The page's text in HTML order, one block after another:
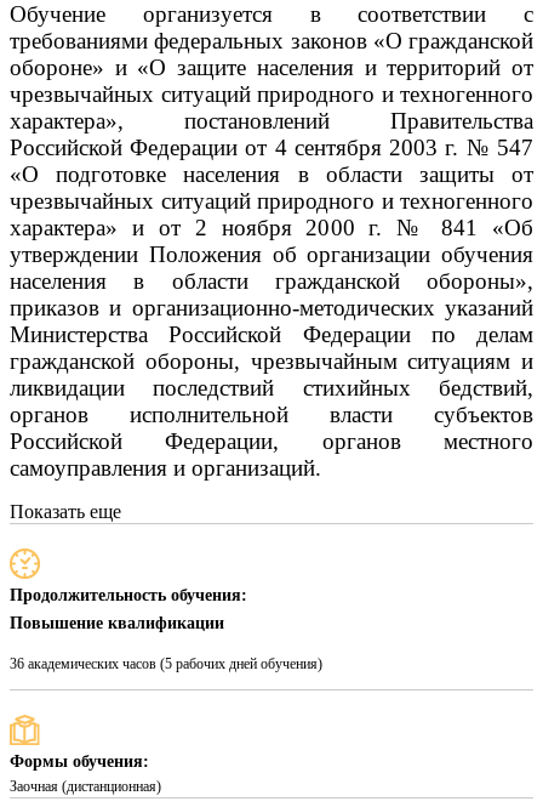
Обучение организуется в соответствии с
требованиями федеральных законов «О гражданской
обороне» и «О защите населения и территорий от
чрезвычайных ситуаций природного и техногенного
характера», постановлений Правительства
Российской Федерации от 4 сентября 2003 г. № 547
«О подготовке населения в области защиты от
чрезвычайных ситуаций природного и техногенного
характера» и от 2 ноября 2000 г. № 841 «Об
утверждении Положения об организации обучения
населения в области гражданской обороны»,
приказов и организационно-методических указаний
Министерства Российской Федерации по делам
гражданской обороны, чрезвычайным ситуациям и
ликвидации последствий стихийных бедствий,
органов исполнительной власти субъектов
Российской Федерации, органов местного
самоуправления и организаций.
Показать еще
Продолжительность обучения:
Повышение квалификации
36 академических часов (5 рабочих дней обучения)
Формы обучения:
Заочная (дистанционная)